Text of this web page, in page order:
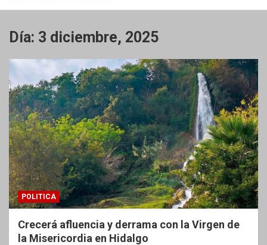
Día: 3 diciembre, 2025
POLITICA
Crecerá afluencia y derrama con la Virgen de
la Misericordia en Hidalgo